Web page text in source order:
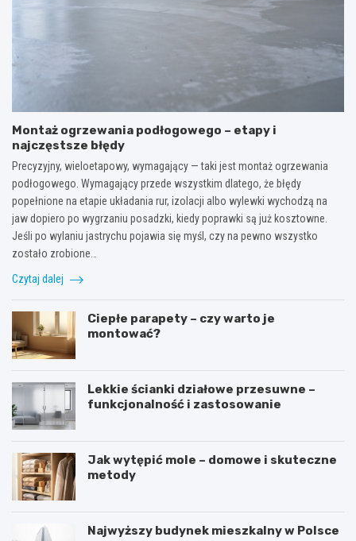
Montaż ogrzewania podłogowego – etapy i
najczęstsze błędy
Precyzyjny, wieloetapowy, wymagający — taki jest montaż ogrzewania
podłogowego. Wymagający przede wszystkim dlatego, że błędy
popełnione na etapie układania rur, izolacji albo wylewki wychodzą na
jaw dopiero po wygrzaniu posadzki, kiedy poprawki są już kosztowne.
Jeśli po wylaniu jastrychu pojawia się myśl, czy na pewno wszystko
zostało zrobione…
Czytaj dalej
Ciepłe parapety – czy warto je
montować?
Lekkie ścianki działowe przesuwne –
funkcjonalność i zastosowanie
Jak wytępić mole – domowe i skuteczne
metody
Najwyższy budynek mieszkalny w Polsce